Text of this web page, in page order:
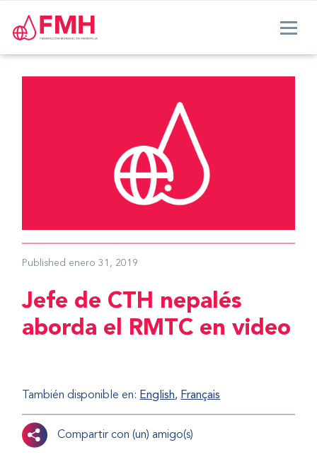
Published enero 31, 2019
Jefe de CTH nepalés
aborda el RMTC en video
También disponible en: English Français
Compartir con (un) amigo(s)